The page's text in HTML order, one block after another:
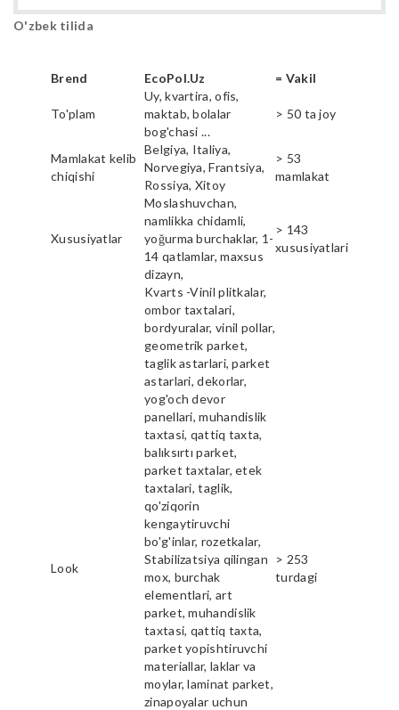
O'zbek tilida
Brend EcoPol.Uz = Vakil
To'plam
Uy, kvartira, ofis,
maktab, bolalar
bog'chasi ...
> 50 ta joy
Mamlakat kelib
chiqishi
Belgiya, Italiya,
Norvegiya, Frantsiya,
Rossiya, Xitoy
> 53
mamlakat
Xususiyatlar
Moslashuvchan,
namlikka chidamli,
yoğurma burchaklar, 1-
14 qatlamlar, maxsus
dizayn,
> 143
xususiyatlari
Look
Kvarts -Vinil plitkalar,
ombor taxtalari,
bordyuralar, vinil pollar,
geometrik parket,
taglik astarlari, parket
astarlari, dekorlar,
yog'och devor
panellari, muhandislik
taxtasi, qattiq taxta,
balıksırtı parket,
parket taxtalar, etek
taxtalari, taglik,
qo'ziqorin
kengaytiruvchi
bo'g'inlar, rozetkalar,
Stabilizatsiya qilingan
mox, burchak
elementlari, art
parket, muhandislik
taxtasi, qattiq taxta,
parket yopishtiruvchi
materiallar, laklar va
moylar, laminat parket,
zinapoyalar uchun
> 253
turdagi